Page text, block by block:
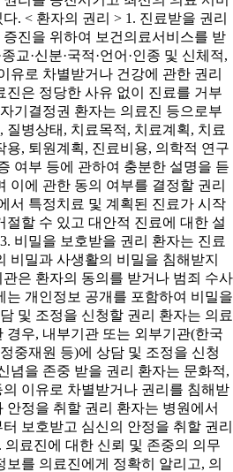
. < 환자의 권리 > 1. 진료받을 권리
진을 위하여 보건의료서비스를 받
교·신분·국적·언어·인종 및 신체적,
유로 차별받거나 건강에 관한 권리
진은 정당한 사유 없이 진료를 거부
기결정권 환자는 의료진 등으로부
질병상태, 치료목적, 치료계획, 치료
용, 퇴원계획, 진료비용, 의학적 연구
여부 등에 관하여 충분한 설명을 듣
이에 관한 동의 여부를 결정할 권리
서 특정치료 및 계획된 진료가 시작
절할 수 있고 대안적 진료에 대한 설
비밀을 보호받을 권리 환자는 진료
비밀과 사생활의 비밀을 침해받지
은 환자의 동의를 받거나 범죄 수사
는 개인정보 공개를 포함하여 비밀을
및 조정을 신청할 권리 환자는 의료
경우, 내부기관 또는 외부기관(한국
중재원 등)에 상담 및 조정을 신청
념을 존중 받을 권리 환자는 문화적,
이유로 차별받거나 권리를 침해받
안정을 취할 권리 환자는 병원에서
보호받고 심신의 안정을 취할 권리
의료진에 대한 신뢰 및 존중의 의무
를 의료진에게 정확히 알리고, 의